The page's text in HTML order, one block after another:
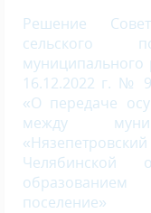
Решение
сельского
муниципального
16.12.2022 г. №
«О передаче
между
Челябинской
поселение»